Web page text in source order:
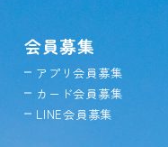
会員募集
アプリ会員募集
カード会員募集
LINE会員募集